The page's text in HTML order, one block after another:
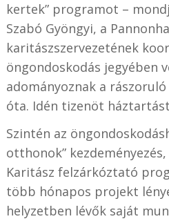
kertek” programot –
Szabó Gyöngyi, a
karitászszervezetének
öngondoskodás jegyében
adományoznak a
óta. Idén tizenöt
Szintén az
otthonok”
Karitász felzárkóztató
több hónapos projekt
helyzetben lévők saját